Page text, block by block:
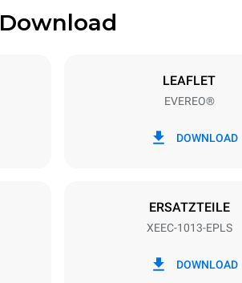
Blechgröße
Download
LEAFLET
EVEREO®
DOWNLOAD
ERSATZTEILE
XEEC-1013-EPLS
DOWNLOAD